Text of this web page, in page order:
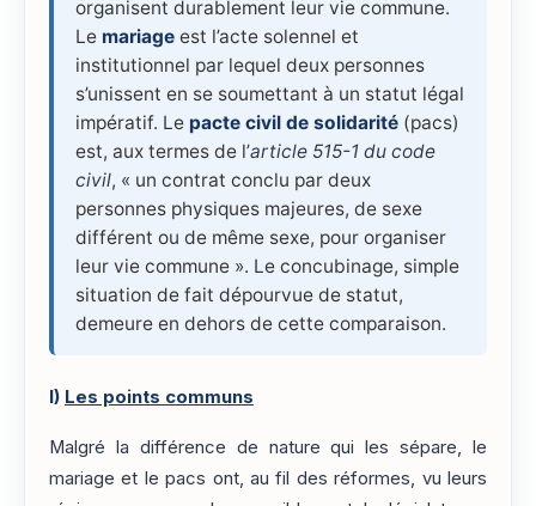
organisent durablement leur vie commune.
Le mariage est l’acte solennel et
institutionnel par lequel deux personnes
s’unissent en se soumettant à un statut légal
impératif. Le pacte civil de solidarité (pacs)
est, aux termes de l’article 515-1 du code
civil, « un contrat conclu par deux
personnes physiques majeures, de sexe
différent ou de même sexe, pour organiser
leur vie commune ». Le concubinage, simple
situation de fait dépourvue de statut,
demeure en dehors de cette comparaison.
I) Les points communs
Malgré la différence de nature qui les sépare, le
mariage et le pacs ont, au fil des réformes, vu leurs